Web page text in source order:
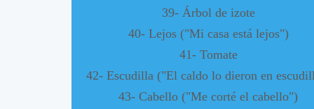
39- Árbol de izote
40- Lejos ("Mi casa está lejos")
41- Tomate
42- Escudilla ("El caldo lo dieron en
43- Cabello ("Me corté el cabello")